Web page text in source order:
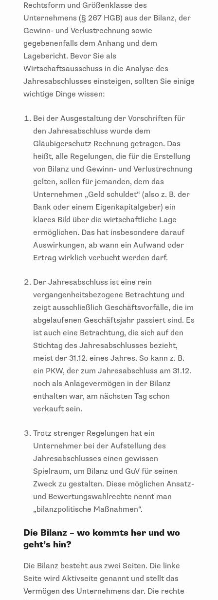
Rechtsform und Größenklasse des
Unternehmens (§ 267 HGB) aus der Bilanz, der
Gewinn- und Verlustrechnung sowie
gegebenenfalls dem Anhang und dem
Lagebericht. Bevor Sie als
Wirtschaftsausschuss in die Analyse des
Jahresabschlusses einsteigen, sollten Sie einige
wichtige Dinge wissen:
Bei der Ausgestaltung der Vorschriften für
den Jahresabschluss wurde dem
Gläubigerschutz Rechnung getragen. Das
heißt, alle Regelungen, die für die Erstellung
von Bilanz und Gewinn- und Verlustrechnung
gelten, sollen für jemanden, dem das
Unternehmen „Geld schuldet“ (also z. B. der
Bank oder einem Eigenkapitalgeber) ein
klares Bild über die wirtschaftliche Lage
ermöglichen. Das hat insbesondere darauf
Auswirkungen, ab wann ein Aufwand oder
Ertrag wirklich verbucht werden darf.
Der Jahresabschluss ist eine rein
vergangenheitsbezogene Betrachtung und
zeigt ausschließlich Geschäftsvorfälle, die im
abgelaufenen Geschäftsjahr passiert sind. Es
ist auch eine Betrachtung, die sich auf den
Stichtag des Jahresabschlusses bezieht,
meist der 31.12. eines Jahres. So kann z. B.
ein PKW, der zum Jahresabschluss am 31.12.
noch als Anlagevermögen in der Bilanz
enthalten war, am nächsten Tag schon
verkauft sein.
Trotz strenger Regelungen hat ein
Unternehmer bei der Aufstellung des
Jahresabschlusses einen gewissen
Spielraum, um Bilanz und GuV für seinen
Zweck zu gestalten. Diese möglichen Ansatz-
und Bewertungswahlrechte nennt man
„bilanzpolitische Maßnahmen“.
Die Bilanz – wo kommts her und wo
geht’s hin?
Die Bilanz besteht aus zwei Seiten. Die linke
Seite wird Aktivseite genannt und stellt das
Vermögen des Unternehmens dar. Die rechte